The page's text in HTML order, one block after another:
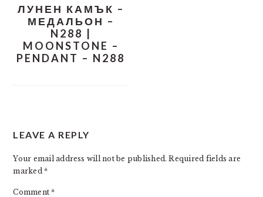
ЛУНЕН КАМЪК –
МЕДАЛЬОН –
N288 |
MOONSTONE –
PENDANT – N288
INTERACTIONS
LEAVE A REPLY
Your email address will not be published. Required fields are
marked*
Comment*